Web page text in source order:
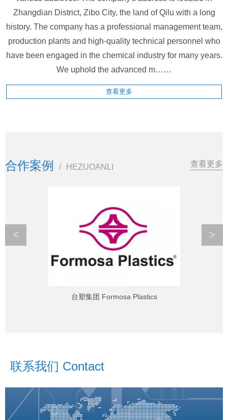
Zhangdian District, Zibo City, the land of Qilu with a long
history. The company has a professional management team,
production plants and high-quality technical personnel who
have been engaged in the chemical industry for many years.
We uphold the advanced m……
查看更多
合作案例 / HEZUOANLI 查看更多
台塑集团 Formosa Plastics
< >
联系我们 Contact